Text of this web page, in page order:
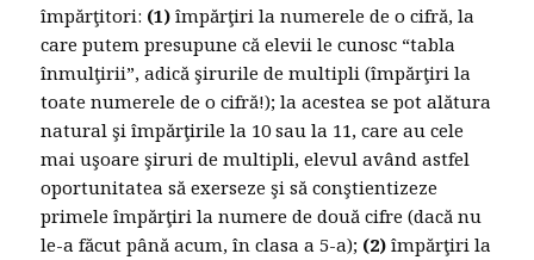
împărţitori: (1) împărţiri la numerele de o cifră, la
care putem presupune că elevii le cunosc “tabla
înmulţirii”, adică şirurile de multipli (împărţiri la
toate numerele de o cifră!); la acestea se pot alătura
natural şi împărţirile la 10 sau la 11, care au cele
mai uşoare şiruri de multipli, elevul având astfel
oportunitatea să exerseze şi să conştientizeze
primele împărţiri la numere de două cifre (dacă nu
le-a făcut până acum, în clasa a 5-a); (2) împărţiri la